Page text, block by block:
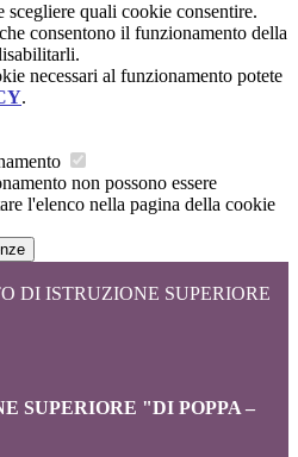
scegliere quali cookie consentire.
consentono il funzionamento della
necessari al funzionamento potete
.
non possono essere
l'elenco nella pagina della cookie
DI ISTRUZIONE SUPERIORE
SUPERIORE "DI POPPA –